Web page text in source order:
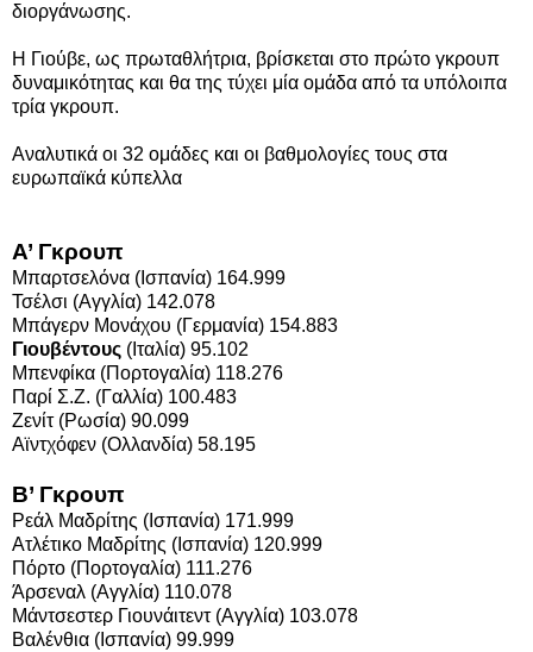
διοργάνωσης.
Η Γιούβε, ως πρωταθλήτρια, βρίσκεται στο πρώτο γκρουπ
δυναμικότητας και θα της τύχει μία ομάδα από τα υπόλοιπα
τρία γκρουπ.
Αναλυτικά οι 32 ομάδες και οι βαθμολογίες τους στα
ευρωπαϊκά κύπελλα
Α’ Γκρουπ
Μπαρτσελόνα (Ισπανία) 164.999
Τσέλσι (Αγγλία) 142.078
Μπάγερν Μονάχου (Γερμανία) 154.883
Γιουβέντους (Ιταλία) 95.102
Μπενφίκα (Πορτογαλία) 118.276
Παρί Σ.Ζ. (Γαλλία) 100.483
Ζενίτ (Ρωσία) 90.099
Αϊντχόφεν (Ολλανδία) 58.195
Β’ Γκρουπ
Ρεάλ Μαδρίτης (Ισπανία) 171.999
Ατλέτικο Μαδρίτης (Ισπανία) 120.999
Πόρτο (Πορτογαλία) 111.276
Άρσεναλ (Αγγλία) 110.078
Μάντσεστερ Γιουνάιτεντ (Αγγλία) 103.078
Βαλένθια (Ισπανία) 99.999